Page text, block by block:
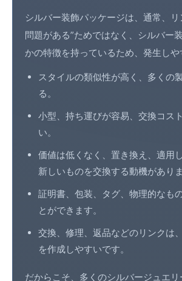
シルバー装飾パッケージは、通常、リ
問題がある”ためではなく、シルバー
かの特徴を持っているため、発生しや
スタイルの類似性が高く、多くの
る。
小型、持ち運びが容易、交換コス
い。
価値は低くなく、置き換え、適用
新しいものを交換する動機がありま
証明書、包装、タグ、物理的なも
とができます。
交換、修理、返品などのリンクは
を作成しやすいです。
だからこそ、多くのシルバージュエリ